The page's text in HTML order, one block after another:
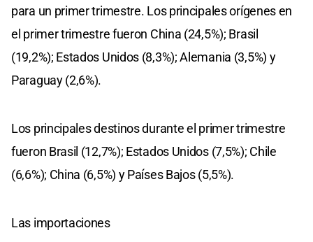
para un primer trimestre. Los principales orígenes en
el primer trimestre fueron China (24,5%); Brasil
(19,2%); Estados Unidos (8,3%); Alemania (3,5%) y
Paraguay (2,6%).
Los principales destinos durante el primer trimestre
fueron Brasil (12,7%); Estados Unidos (7,5%); Chile
(6,6%); China (6,5%) y Países Bajos (5,5%).
Las importaciones